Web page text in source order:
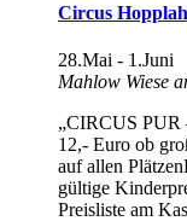
Circus
28.Mai - 1.Juni
Mahlow Wiese
„CIRCUS
12,- Euro ob
auf allen
gültige
Preisliste am